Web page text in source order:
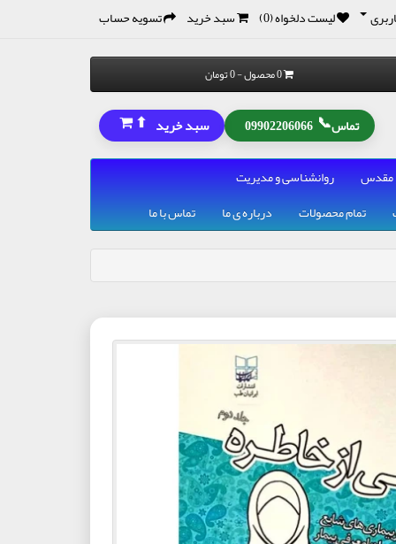
لیست دلخواه (0) سبد خرید تسویه حساب
0 محصول - 0 تومان
تماس📞
09902206066 سبد خرید ⬆
مقدس
روانشناسی و مدیریت
تمام محصولات درباره ی ما تماس با ما